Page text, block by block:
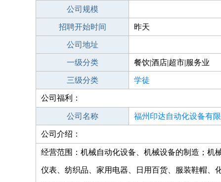
公司规模
招聘开始时间 昨天
公司地址
一级分类 餐饮|酒店|超市|服务业
三级分类 学徒
公司福利：
公司名称 福州印达自动化设备有限
公司介绍：
经营范围：机械自动化设备、机械设备的制造；机
仪表、纺织品、家用电器、日用百货、服装鞋帽、